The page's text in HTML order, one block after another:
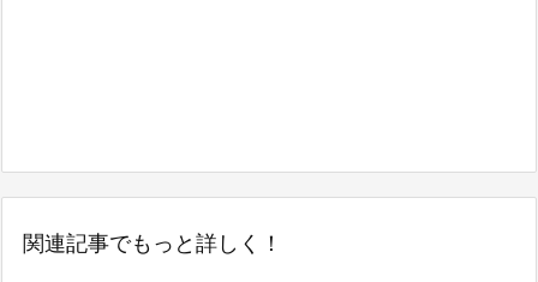
関連記事でもっと詳しく！